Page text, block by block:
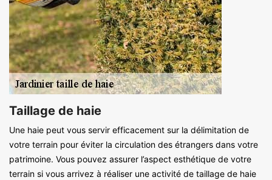
Taillage de haie
Une haie peut vous servir efficacement sur la délimitation de
votre terrain pour éviter la circulation des étrangers dans votre
patrimoine. Vous pouvez assurer l’aspect esthétique de votre
terrain si vous arrivez à réaliser une activité de taillage de haie